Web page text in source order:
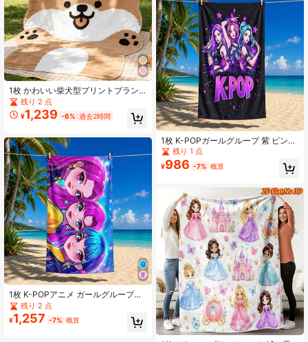
1枚 かわいい柴犬型プリントブラン
ケット、2DFile ソフトフランネル カ
ートゥーン犬柄ブランケット、快適
なソフトソファブランケット、昼寝
ンケット、ソファ、オフィスに適
し、ペット愛好家への完璧なギフト
残り 2 点
¥1,239 -6% 過去2時間
1枚 K-POPアニメ ガールグループプ
リント 超極細繊維ビーチタオル、速
乾性、砂付きにくい、軽量で収納簡
単、バスタオル/プールタオル/ジムタ
残り 2 点
¥1,257 -7% 概算
1枚 K-POPガールグループ 紫 ピンク
青 プリントビーチタオル、速乾性が
あり持ち運びが簡単、バスタオル、
プールタオル、ジムタオルとしても
残り 1 点
¥986 -7% 概算